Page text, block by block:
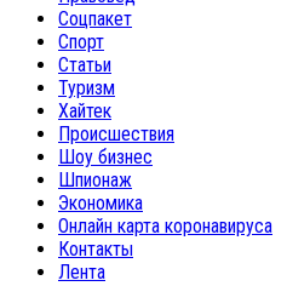
Соцпакет
Спорт
Статьи
Туризм
Хайтек
Происшествия
Шоу бизнес
Шпионаж
Экономика
Онлайн карта коронавируса
Контакты
Лента